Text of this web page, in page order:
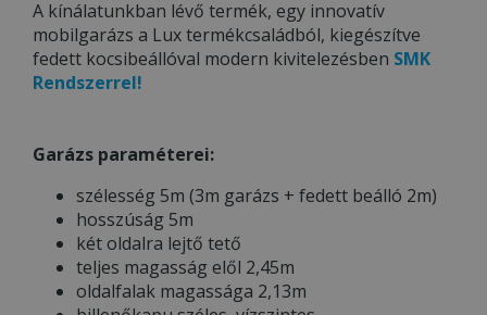
A kínálatunkban lévő termék, egy innovatív
mobilgarázs a Lux termékcsaládból, kiegészítve
fedett kocsibeállóval modern kivitelezésben SMK
Rendszerrel!
Garázs paraméterei:
szélesség 5m (3m garázs + fedett beálló 2m)
hosszúság 5m
két oldalra lejtő tető
teljes magasság elől 2,45m
oldalfalak magassága 2,13m